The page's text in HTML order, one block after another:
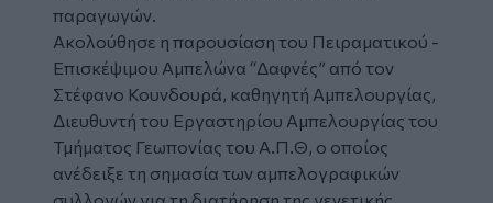
παραγωγών.
Ακολούθησε η παρουσίαση του Πειραματικού -
Επισκέψιμου Αμπελώνα “Δαφνές” από τον
Στέφανο Κουνδουρά, καθηγητή Αμπελουργίας,
Διευθυντή του Εργαστηρίου Αμπελουργίας του
Τμήματος Γεωπονίας του Α.Π.Θ, ο οποίος
ανέδειξε τη σημασία των αμπελογραφικών